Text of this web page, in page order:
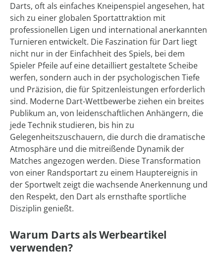
Darts, oft als einfaches Kneipenspiel angesehen, hat
sich zu einer globalen Sportattraktion mit
professionellen Ligen und international anerkannten
Turnieren entwickelt. Die Faszination für Dart liegt
nicht nur in der Einfachheit des Spiels, bei dem
Spieler Pfeile auf eine detailliert gestaltete Scheibe
werfen, sondern auch in der psychologischen Tiefe
und Präzision, die für Spitzenleistungen erforderlich
sind. Moderne Dart-Wettbewerbe ziehen ein breites
Publikum an, von leidenschaftlichen Anhängern, die
jede Technik studieren, bis hin zu
Gelegenheitszuschauern, die durch die dramatische
Atmosphäre und die mitreißende Dynamik der
Matches angezogen werden. Diese Transformation
von einer Randsportart zu einem Hauptereignis in
der Sportwelt zeigt die wachsende Anerkennung und
den Respekt, den Dart als ernsthafte sportliche
Disziplin genießt.
Warum Darts als Werbeartikel
verwenden?